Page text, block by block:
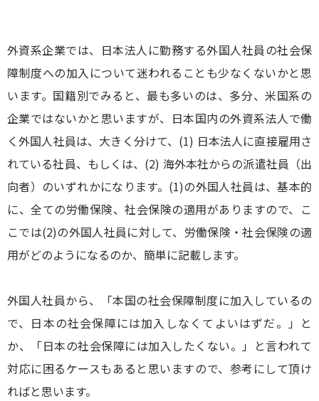
外資系企業では、日本法人に勤務する外国人社員の社会保
障制度への加入について迷われることも少なくないかと思
います。国籍別でみると、最も多いのは、多分、米国系の
企業ではないかと思いますが、日本国内の外資系法人で働
く外国人社員は、大きく分けて、(1) 日本法人に直接雇用さ
れている社員、もしくは、(2) 海外本社からの派遣社員（出
向者）のいずれかになります。(1)の外国人社員は、基本的
に、全ての労働保険、社会保険の適用がありますので、こ
こでは(2)の外国人社員に対して、労働保険・社会保険の適
用がどのようになるのか、簡単に記載します。
外国人社員から、「本国の社会保障制度に加入しているの
で、日本の社会保障には加入しなくてよいはずだ。」と
か、「日本の社会保障には加入したくない。」と言われて
対応に困るケースもあると思いますので、参考にして頂け
ればと思います。